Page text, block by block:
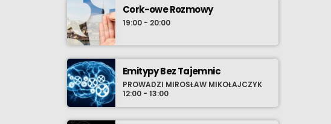
Cork-owe Rozmowy
19:00 - 20:00
Emitypy Bez Tajemnic
PROWADZI MIROSŁAW MIKOŁAJCZYK
12:00 - 13:00